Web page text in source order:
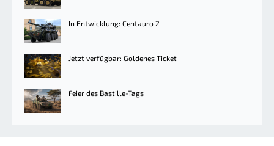
In Entwicklung: Centauro 2
Jetzt verfügbar: Goldenes Ticket
Feier des Bastille-Tags